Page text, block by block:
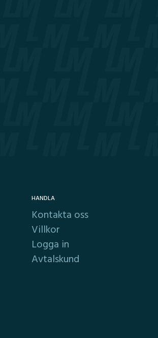
HANDLA
Kontakta oss
Villkor
Logga in
Avtalskund